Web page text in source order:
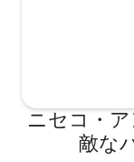
ニセコ・
敵な